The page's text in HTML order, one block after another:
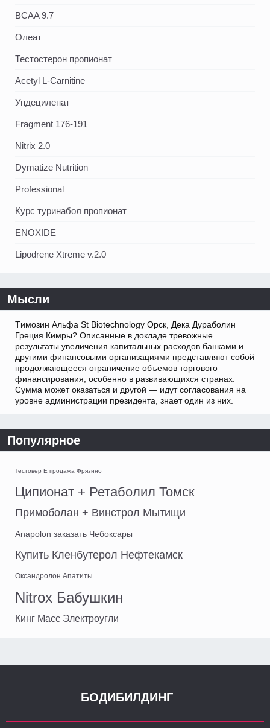
BCAA 9.7
Олеат
Тестостерон пропионат
Acetyl L-Carnitine
Ундециленат
Fragment 176-191
Nitrix 2.0
Dymatize Nutrition
Professional
Курс туринабол пропионат
ENOXIDE
Lipodrene Xtreme v.2.0
Мысли
Tимозин Альфа St Biotechnology Орск, Дека Дураболин
Греция Кимры? Описанные в докладе тревожные
результаты увеличения капитальных расходов банками и
другими финансовыми организациями представляют собой
продолжающееся ограничение объемов торгового
финансирования, особенно в развивающихся странах.
Сумма может оказаться и другой — идут согласования на
уровне администрации президента, знает один из них.
Популярное
Тестовер Е продажа Фрязино
Ципионат + Ретаболил Томск
Примоболан + Винстрол Мытищи
Anapolon заказать Чебоксары
Купить Кленбутерол Нефтекамск
Оксандролон Апатиты
Nitrox Бабушкин
Кинг Масс Электроугли
БОДИБИЛДИНГ